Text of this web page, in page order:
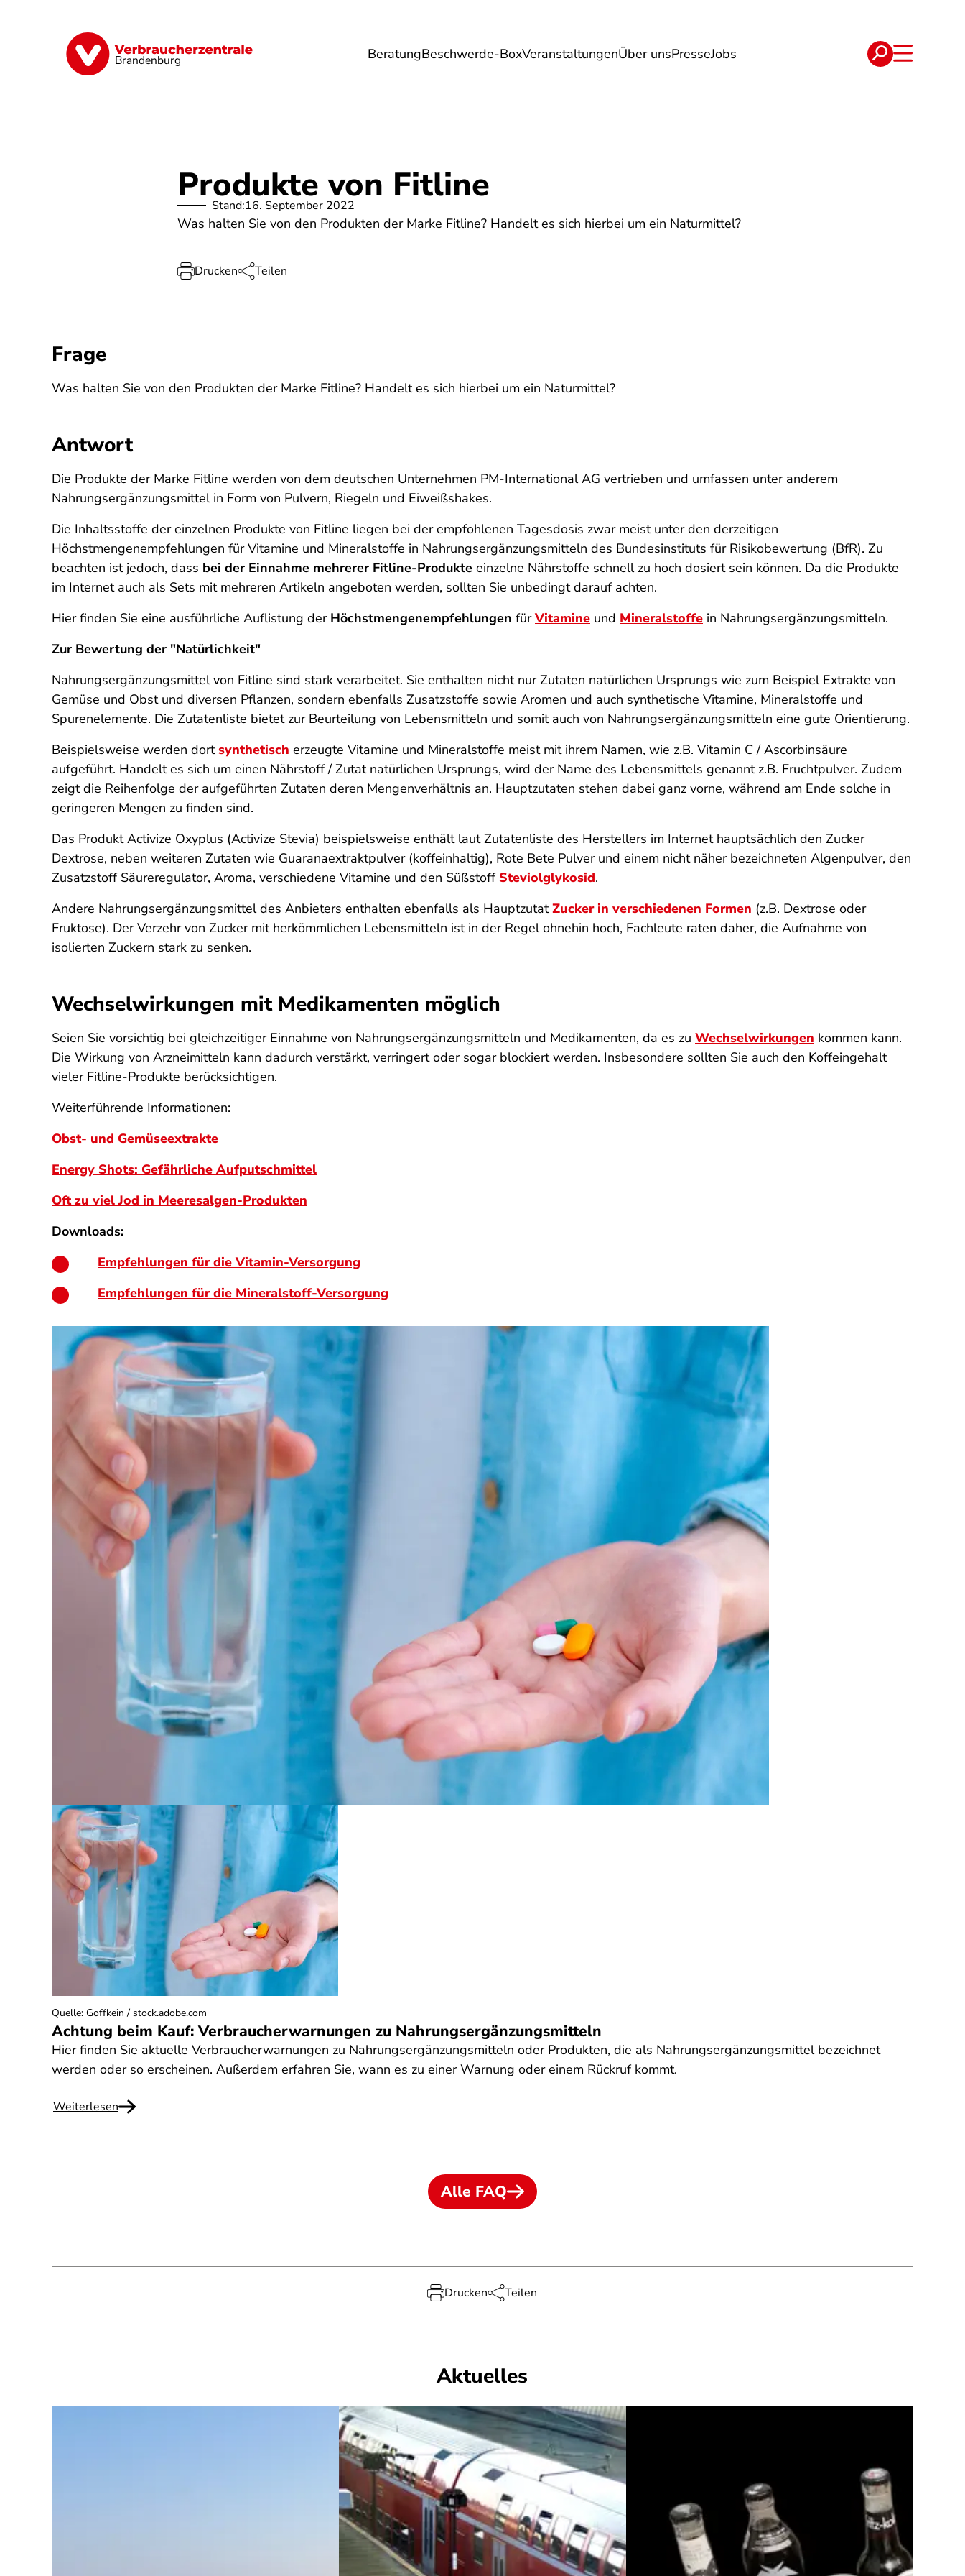
Brandenburg BeratungBeschwerde-BoxVeranstaltungenÜber unsPresseJobs
Finanzen Digitales Lebensmittel Umwelt Gesundheit Energie Reise Verträge
Produkte von Fitline
Stand:16. September 2022
Was halten Sie von den Produkten der Marke Fitline? Handelt es sich hierbei um ein Naturmittel?
Drucken Teilen
Frage
Was halten Sie von den Produkten der Marke Fitline? Handelt es sich hierbei um ein Naturmittel?
Antwort
Die Produkte der Marke Fitline werden von dem deutschen Unternehmen PM-International AG vertrieben und umfassen unter anderem
Nahrungsergänzungsmittel in Form von Pulvern, Riegeln und Eiweißshakes.
Die Inhaltsstoffe der einzelnen Produkte von Fitline liegen bei der empfohlenen Tagesdosis zwar meist unter den derzeitigen
Höchstmengenempfehlungen für Vitamine und Mineralstoffe in Nahrungsergänzungsmitteln des Bundesinstituts für Risikobewertung (BfR). Zu
beachten ist jedoch, dass bei der Einnahme mehrerer Fitline-Produkte einzelne Nährstoffe schnell zu hoch dosiert sein können. Da die Produkte
im Internet auch als Sets mit mehreren Artikeln angeboten werden, sollten Sie unbedingt darauf achten.
Hier finden Sie eine ausführliche Auflistung der Höchstmengenempfehlungen fürVitamine und Mineralstoffe in Nahrungsergänzungsmitteln.
Zur Bewertung der "Natürlichkeit"
Nahrungsergänzungsmittel von Fitline sind stark verarbeitet. Sie enthalten nicht nur Zutaten natürlichen Ursprungs wie zum Beispiel Extrakte von
Gemüse und Obst und diversen Pflanzen, sondern ebenfalls Zusatzstoffe sowie Aromen und auch synthetische Vitamine, Mineralstoffe und
Spurenelemente. Die Zutatenliste bietet zur Beurteilung von Lebensmitteln und somit auch von Nahrungsergänzungsmitteln eine gute Orientierung.
Beispielsweise werden dortsynthetisch erzeugte Vitamine und Mineralstoffe meist mit ihrem Namen, wie z.B. Vitamin C / Ascorbinsäure
aufgeführt. Handelt es sich um einen Nährstoff / Zutat natürlichen Ursprungs, wird der Name des Lebensmittels genannt z.B. Fruchtpulver. Zudem
zeigt die Reihenfolge der aufgeführten Zutaten deren Mengenverhältnis an. Hauptzutaten stehen dabei ganz vorne, während am Ende solche in
geringeren Mengen zu finden sind.
Das Produkt Activize Oxyplus (Activize Stevia) beispielsweise enthält laut Zutatenliste des Herstellers im Internet hauptsächlich den Zucker
Dextrose, neben weiteren Zutaten wie Guaranaextraktpulver (koffeinhaltig), Rote Bete Pulver und einem nicht näher bezeichneten Algenpulver, den
Zusatzstoff Säureregulator, Aroma, verschiedene Vitamine und den Süßstoff Steviolglykosid.
Andere Nahrungsergänzungsmittel des Anbieters enthalten ebenfalls als HauptzutatZucker in verschiedenen Formen (z.B. Dextrose oder
Fruktose). Der Verzehr von Zucker mit herkömmlichen Lebensmitteln ist in der Regel ohnehin hoch, Fachleute raten daher, die Aufnahme von
isolierten Zuckern stark zu senken.
Wechselwirkungen mit Medikamenten möglich
Seien Sie vorsichtig bei gleichzeitiger Einnahme von Nahrungsergänzungsmitteln und Medikamenten, da es zu Wechselwirkungen kommen kann.
Die Wirkung von Arzneimitteln kann dadurch verstärkt, verringert oder sogar blockiert werden. Insbesondere sollten Sie auch den Koffeingehalt
vieler Fitline-Produkte berücksichtigen.
Weiterführende Informationen:
Obst- und Gemüseextrakte
Energy Shots: Gefährliche Aufputschmittel
Oft zu viel Jod in Meeresalgen-Produkten
Downloads:
Empfehlungen für die Vitamin-Versorgung
Empfehlungen für die Mineralstoff-Versorgung
Achtung beim Kauf: Verbraucherwarnungen zu Nahrungsergänzungsmitteln
Hier finden Sie aktuelle Verbraucherwarnungen zu Nahrungsergänzungsmitteln oder Produkten, die als Nahrungsergänzungsmittel bezeichnet
werden oder so erscheinen. Außerdem erfahren Sie, wann es zu einer Warnung oder einem Rückruf kommt.
Weiterlesen
Quelle: Goffkein / stock.adobe.com
Alle FAQ
Drucken Teilen
Aktuelles